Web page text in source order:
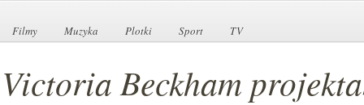
Filmy
Filmy Muzyka
Muzyka Plotki
Plotki Sport
Sport TV
TV
Victoria Beckham